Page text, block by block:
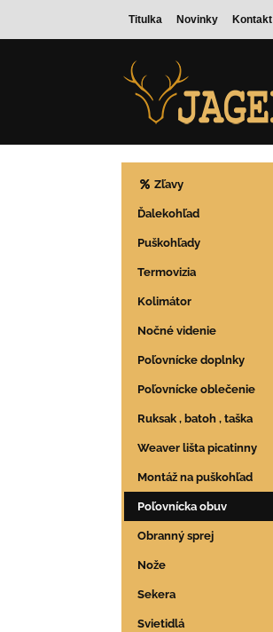
Titulka Novinky Kontakt
Zľavy
Ďalekohľad
Puškohľady
Termovizia
Kolimátor
Nočné videnie
Poľovnícke doplnky
Poľovnícke oblečenie
Ruksak , batoh , taška
Weaver lišta picatinny
Montáž na puškohľad
Poľovnícka obuv
Obranný sprej
Nože
Sekera
Svietidlá